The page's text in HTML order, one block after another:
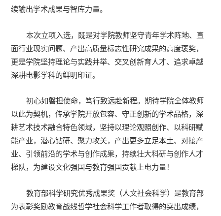
续输出学术成果与智库力量。
本次立项入选，既是对学院教师坚守青年学术阵地、直
面行业现实问题、产出高质量标志性研究成果的高度褒奖，
更是学院坚持理论与实践并举、交叉创新育人才、追求卓越
深耕电影学科的鲜明印证。
初心如磐担使命，笃行致远赴新程。期待学院全体教师
以此为契机，传承学院开放包容、守正创新的学术品格，深
耕艺术技术融合特色领域，坚持以理论观照创作、以科研赋
能产业，潜心钻研、聚力攻关，产出更多立足本土、对接产
业、引领前沿的学术与创作成果，持续壮大科研与创作人才
梯队，为建设文化强国与教育强国贡献上电力量！
教育部科学研究优秀成果奖（人文社会科学）是教育部
为表彰奖励教育战线哲学社会科学工作者取得的突出成绩，